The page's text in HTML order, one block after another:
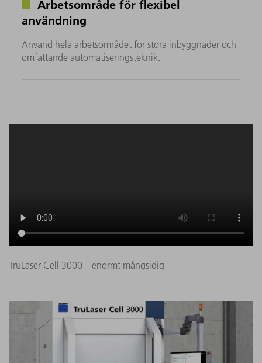
Arbetsområde för flexibel
användning
Använd hela arbetsområdet för stora inbyggnader och
omfattande automatiseringsteknik.
TruLaser Cell 3000 – enormt mångsidig